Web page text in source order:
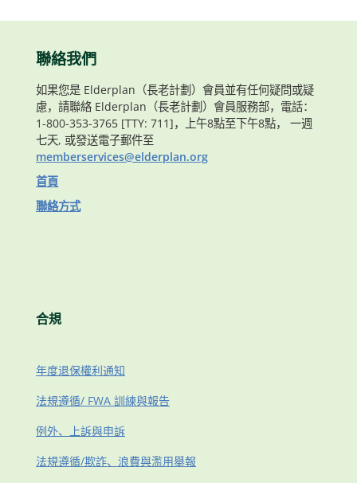
聯絡我們
如果您是 Elderplan（長老計劃）會員並有任何疑問或疑
慮，請聯絡 Elderplan（長老計劃）會員服務部，電話：
1-800-353-3765 [TTY: 711]，上午8點至下午8點， 一週
七天, 或發送電子郵件至
memberservices@elderplan.org
首頁
聯絡方式
合規
年度退保權利通知
法規遵循/ FWA 訓練與報告
例外、上訴與申訴
法規遵循/欺詐、浪費與濫用舉報